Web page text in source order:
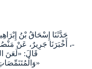
حَدَّثَنَا إِسْحَاقُ بْنُ
-، أَخْبَرَنَا جَرِيرٌ، عَنْ
قَالَ: «لَعَنَ
وَالْمُتَنَمِّصَاتِ، وَالْمُتَفَلِّجَاتِ لِلْحُسْنِ الْمُغَيِّرَاتِ خَلْقَ اللهِ»